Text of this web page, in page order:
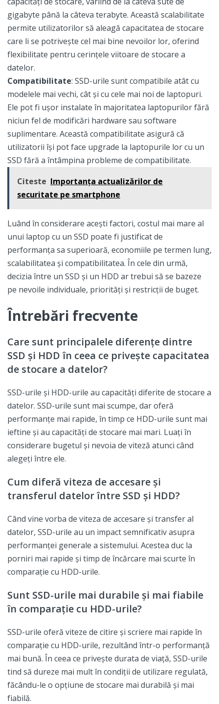
gigabyte până la câteva terabyte. Această scalabilitate
permite utilizatorilor să aleagă capacitatea de stocare
care li se potrivește cel mai bine nevoilor lor, oferind
flexibilitate pentru cerințele viitoare de stocare a
datelor.
Compatibilitate: SSD-urile sunt compatibile atât cu
modelele mai vechi, cât și cu cele mai noi de laptopuri.
Ele pot fi ușor instalate în majoritatea laptopurilor fără
niciun fel de modificări hardware sau software
suplimentare. Această compatibilitate asigură că
utilizatorii își pot face upgrade la laptopurile lor cu un
SSD fără a întâmpina probleme de compatibilitate.
Citeste Importanța actualizărilor de
securitate pe smartphone
Luând în considerare acești factori, costul mai mare al
unui laptop cu un SSD poate fi justificat de
performanța sa superioară, economiile pe termen lung,
scalabilitatea și compatibilitatea. În cele din urmă,
decizia între un SSD și un HDD ar trebui să se bazeze
pe nevoile individuale, priorități și restricții de buget.
Întrebări frecvente
Care sunt principalele diferențe dintre
SSD și HDD în ceea ce privește capacitatea
de stocare a datelor?
SSD-urile și HDD-urile au capacități diferite de stocare a
datelor. SSD-urile sunt mai scumpe, dar oferă
performanțe mai rapide, în timp ce HDD-urile sunt mai
ieftine și au capacități de stocare mai mari. Luați în
considerare bugetul și nevoia de viteză atunci când
alegeți între ele.
Cum diferă viteza de accesare și
transferul datelor între SSD și HDD?
Când vine vorba de viteza de accesare și transfer al
datelor, SSD-urile au un impact semnificativ asupra
performanței generale a sistemului. Acestea duc la
porniri mai rapide și timp de încărcare mai scurte în
comparație cu HDD-urile.
Sunt SSD-urile mai durabile și mai fiabile
în comparație cu HDD-urile?
SSD-urile oferă viteze de citire și scriere mai rapide în
comparație cu HDD-urile, rezultând într-o performanță
mai bună. În ceea ce privește durata de viață, SSD-urile
tind să dureze mai mult în condiții de utilizare regulată,
făcându-le o opțiune de stocare mai durabilă și mai
fiabilă.